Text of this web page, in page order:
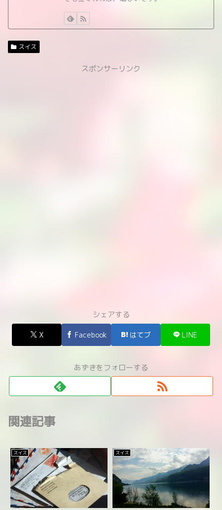
スイス
スポンサーリンク
シェアする
X Facebook はてブ LINE
あずきをフォローする
関連記事
スイス スイス